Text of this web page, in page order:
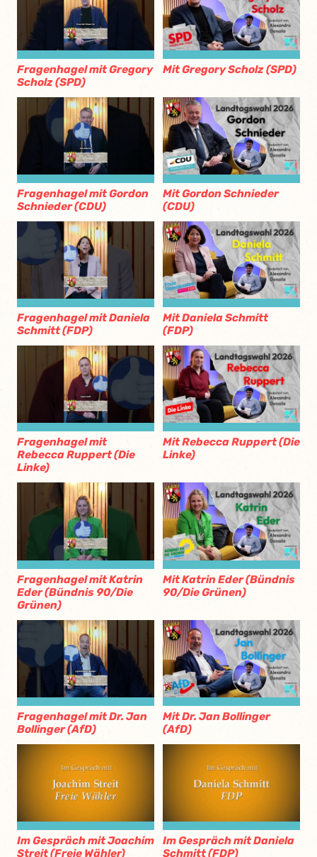
Fragenhagel mit Gregory
Scholz (SPD)
Mit Gregory Scholz (SPD)
Fragenhagel mit Gordon
Schnieder (CDU)
Mit Gordon Schnieder
(CDU)
Fragenhagel mit Daniela
Schmitt (FDP)
Mit Daniela Schmitt
(FDP)
Fragenhagel mit
Rebecca Ruppert (Die
Linke)
Mit Rebecca Ruppert (Die
Linke)
Fragenhagel mit Katrin
Eder (Bündnis 90/Die
Grünen)
Mit Katrin Eder (Bündnis
90/Die Grünen)
Fragenhagel mit Dr. Jan
Bollinger (AfD)
Mit Dr. Jan Bollinger
(AfD)
Im Gespräch mit Joachim
Streit (Freie Wähler)
Im Gespräch mit Daniela
Schmitt (FDP)